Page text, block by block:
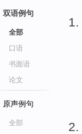
双语例句
全部
口语
书面语
论文
原声例句
全部